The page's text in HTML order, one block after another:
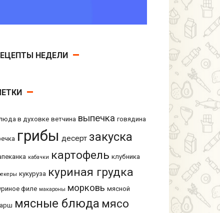
НЕДЕЛИ
в духовке ветчина выпечка говядина
грибы десерт закуска
кабачки картофель клубника
кукуруза куриная грудка
филе макароны морковь мясной
мясные блюда мясо